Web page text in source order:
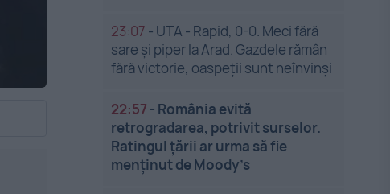
23:07 - UTA - Rapid, 0-0. Meci fără
sare și piper la Arad. Gazdele rămân
fără victorie, oaspeții sunt neînvinși
22:57 - România evită
retrogradarea, potrivit surselor.
Ratingul țării ar urma să fie
menținut de Moody’s